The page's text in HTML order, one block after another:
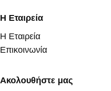
Η Εταιρεία
Η Εταιρεία
Επικοινωνία
Ακολουθήστε μας